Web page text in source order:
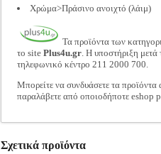
Χρώμα>Πράσινο ανοιχτό (λάιμ)
Τα προϊόντα των
το site Plus4u.gr. Η υποστήριξη μετά
τηλεφωνικό κέντρο 211 2000 700.
Μπορείτε να συνδυάσετε τα
παραλάβετε από οποιοδήποτε eshop
Σχετικά προϊόντα